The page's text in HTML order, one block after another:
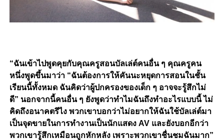
“ฉันเข้าไปพูดคุยกับคุณครูสอนบัลเล่ต์คนอื่น ๆ คุณครูคน
หนึ่งพูดขึ้นมาว่า “ฉันต้องการให้คันนะหยุดการสอนในชั้น
เรียนนี้ทั้งหมด ฉันคิดว่าผู้ปกครองของเด็ก ๆ อาจจะรู้สึกไม่
ดี” นอกจากนี้คนอื่น ๆ ยังพูดว่าทำไมฉันถึงทำอะไรแบบนี้ ไม่
คิดถึงอนาคตรึไง พวกเขาบอกว่าไม่อยากให้ฉันใช้บัลเล่ต์มา
เป็นจุดขายในการทำงานเป็นนักแสดง AV และยังบอกอีกว่า
พวกเขารู้สึกเหมือนถูกหักหลัง เพราะพวกเขาชื่นชมฉันมาก”